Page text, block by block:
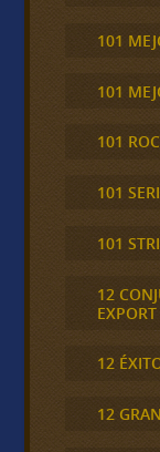
101
101
101
101
101
12
EXPORT
12
12